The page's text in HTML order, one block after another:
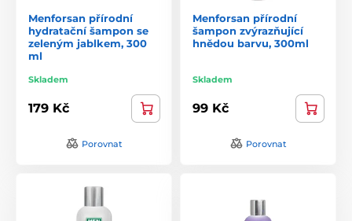
Menforsan přírodní
hydratační šampon se
zeleným jablkem, 300
ml
Skladem
179 Kč
Porovnat
Menforsan přírodní
šampon zvýrazňující
hnědou barvu, 300ml
Skladem
99 Kč
Porovnat